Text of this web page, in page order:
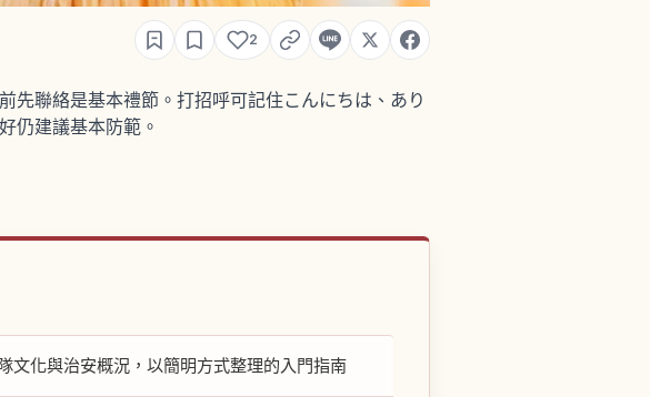
2
先聯絡是基本禮節。打招呼可記住こんにちは、あり
仍建議基本防範。
文化與治安概況，以簡明方式整理的入門指南